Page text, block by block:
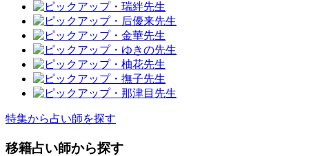
特集から占い師を探す
移籍占い師から探す